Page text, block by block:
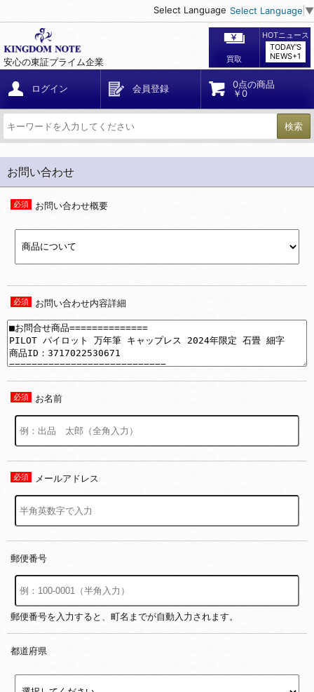
Select Language Select Language ▼
安心の東証プライム企業 買取
HOTニュース
TODAY'S
NEWS+1
ログイン 会員登録
0点の商品
￥0
検索
お問い合わせ
お問い合わせ概要
お問い合わせ内容詳細
お名前
メールアドレス
郵便番号
郵便番号を入力すると、町名までが自動入力されます。
都道府県